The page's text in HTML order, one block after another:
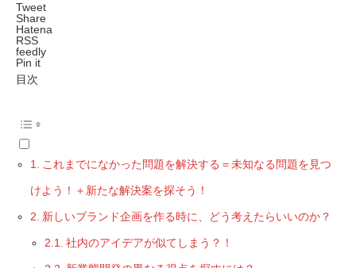
Tweet
Share
Hatena
RSS
feedly
Pin it
目次
これまでになかった問題を解決する＝未知なる問題を見つ
けよう！＋新たな解決案を探そう！
新しいブランド企画を作る時に、どう考えたらいいのか？
社内のアイデアが似てしまう？！